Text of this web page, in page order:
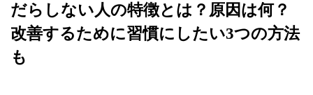
だらしない人の特徴とは？原因は何？
改善するために習慣にしたい3つの方法
も